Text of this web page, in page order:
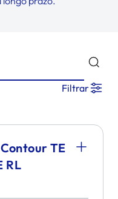
Filtrar
TE
RL